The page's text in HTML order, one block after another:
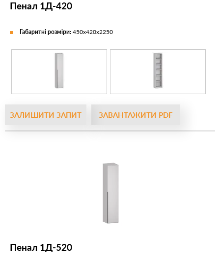
Пенал 1Д-420
ЗАЛИШИТИ ЗАПИТ ЗАВАНТАЖИТИ PDF
Габаритні розміри: 450х420х2250
Пенал 1Д-520